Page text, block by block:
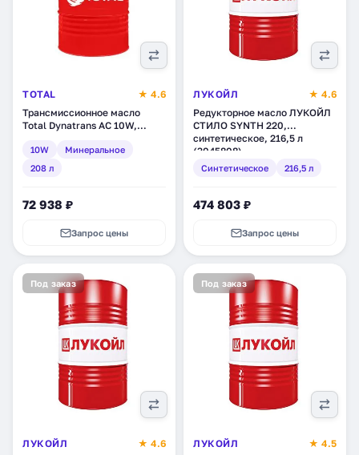
TOTAL
★ 4.6
Трансмиссионное масло
Total Dynatrans AC 10W,
(RU154934)
10W
Минеральное
208 л
72 938 ₽
Запрос цены
ЛУКОЙЛ
★ 4.6
Редукторное масло ЛУКОЙЛ
СТИЛО SYNTH 220,
синтетическое, 216,5 л
(3045808)
Синтетическое 216,5 л
474 803 ₽
Запрос цены
Под заказ
ЛУКОЙЛ
★ 4.6
Под заказ
ЛУКОЙЛ
★ 4.5